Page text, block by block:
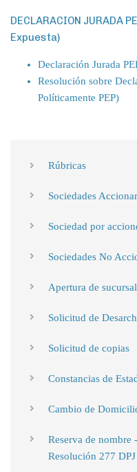
DECLARACION JURADA
Expuesta)
Declaración Jurada
Resolución sobre
Políticamente PEP)
Rúbricas
Sociedades
Sociedad por
Sociedades No
Apertura de sucursal
Solicitud de
Solicitud de copias
Constancias de
Cambio de
Reserva de
Resolución 277